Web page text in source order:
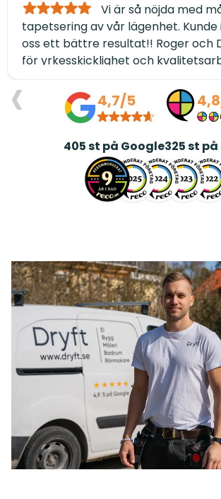
Vi är så nöjda med
tapetsering av vår lägenhet. Kunde
oss ett bättre resultat!! Roger och
för yrkesskicklighet och
och är genomtrevliga i alla led.
och Jerry Elmqvist
‹ 4,7/5
405st på Google325st på